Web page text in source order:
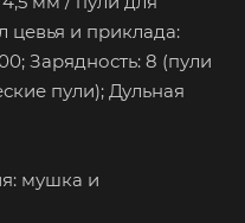
цевья и приклада:
Зарядность: 8 (пули
пули); Дульная
мушка и